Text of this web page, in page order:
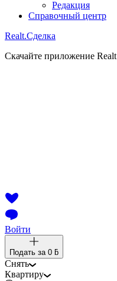
Редакция
Справочный центр
Realt.Сделка
Скачайте приложение Realt
Войти
Подать за 0 ƃ
Снять
Квартиру